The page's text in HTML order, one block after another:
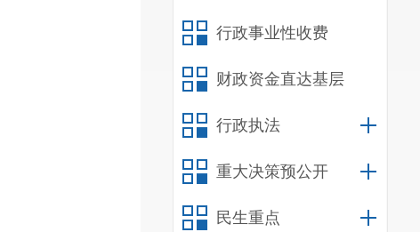
行政事业性收费
财政资金直达基层
行政执法
重大决策预公开
民生重点